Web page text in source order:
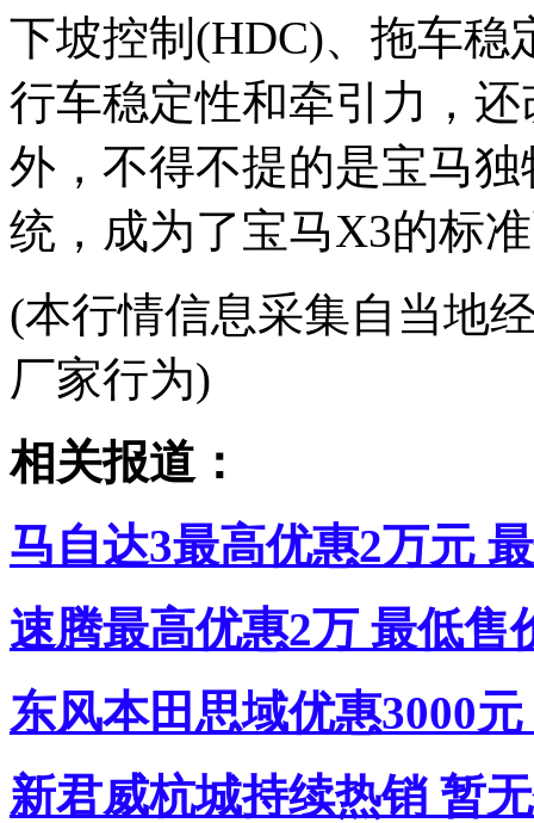
下坡控制(HDC)、拖车稳
行车稳定性和牵引力，
外，不得不提的是宝马
统，成为了宝马X3的标
(本行情信息采集自当地
厂家行为)
相关报道：
马自达3最高优惠2万元
速腾最高优惠2万 最低售
东风本田思域优惠3000
新君威杭城持续热销 暂